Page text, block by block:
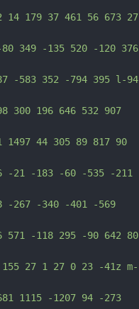
179 37 461 56 673 27
349 -135 520 -120 376
-583 352 -794 395 l-94
300 196 646 532 907
1497 44 305 89 817 90
-21 -183 -60 -535 -211
-267 -340 -401 -569
571 -118 295 -90 642 80
155 27 1 27 0 23 -41z m-
1115 -1207 94 -273